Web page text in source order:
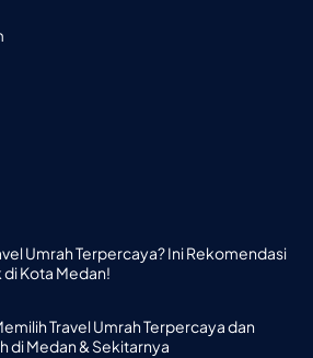
Umrah Terpercaya? Ini Rekomendasi
di Kota Medan!
Travel Umrah Terpercaya dan
di Medan & Sekitarnya